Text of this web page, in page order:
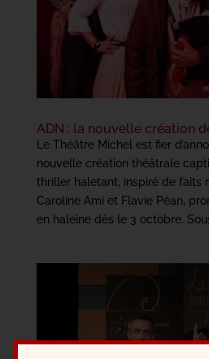
ADN : la nouvelle création
Le Théâtre Michel est fier
nouvelle création théâtrale
thriller haletant, inspiré de faits
Caroline Ami et Flavie Péan,
en haleine dès le 3 octobre.